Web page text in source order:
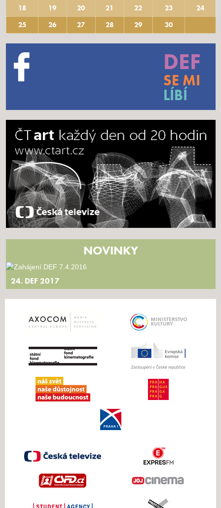
18
19 20 21 22 23
24
25
26 27 28 29 30
DEF
SE MI
LÍBÍ
NOVINKY
24. DEF 2017